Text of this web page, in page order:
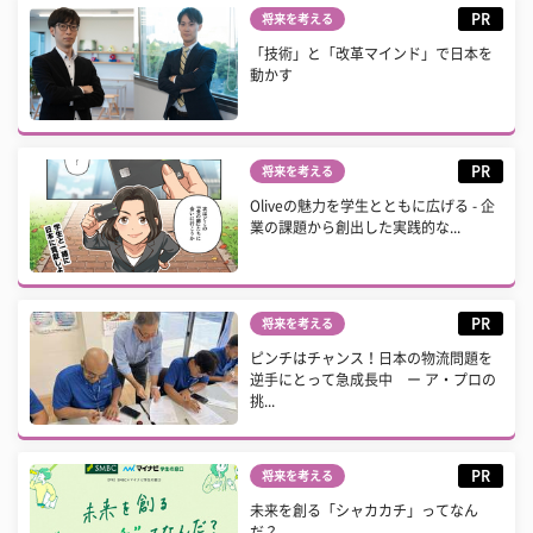
将来を考える PR
「技術」と「改革マインド」で日本を
動かす
将来を考える PR
Oliveの魅力を学生とともに広げる - 企
業の課題から創出した実践的な...
将来を考える PR
ピンチはチャンス！日本の物流問題を
逆手にとって急成長中 ー ア・プロの
挑...
将来を考える PR
未来を創る「シャカカチ」ってなん